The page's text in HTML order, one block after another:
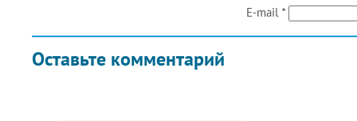
Оставьте комментарий
E-mail *